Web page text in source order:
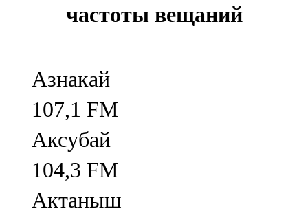
частоты вещаний
Азнакай
107,1 FM
Аксубай
104,3 FM
Актаныш